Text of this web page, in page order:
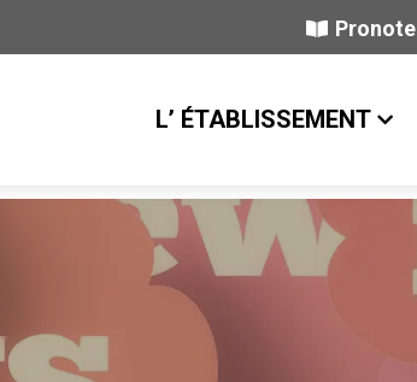
Pronote
L’ ÉTABLISSEMENT